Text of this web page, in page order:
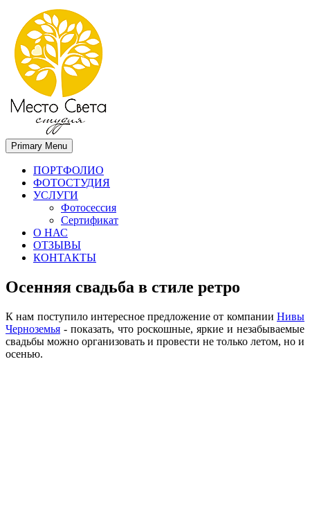
Место света. Свадебный фотограф в Орле Апальков Вячеслав
Свадебный фотограф в Орле
Primary Menu
ПОРТФОЛИО
ФОТОСТУДИЯ
УСЛУГИ
Фотосессия
Сертификат
О НАС
ОТЗЫВЫ
КОНТАКТЫ
Осенняя свадьба в стиле ретро
К нам поступило интересное предложение от компании Нивы
Черноземья - показать, что роскошные, яркие и незабываемые
свадьбы можно организовать и провести не только летом, но и
осенью.